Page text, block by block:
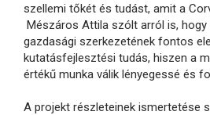
szellemi tőkét és tudást, amit a
Mészáros Attila szólt arról is, hogy
gazdasági szerkezetének fontos
kutatásfejlesztési tudás, hiszen a
értékű munka válik lényegessé és
A projekt részleteinek ismertetése